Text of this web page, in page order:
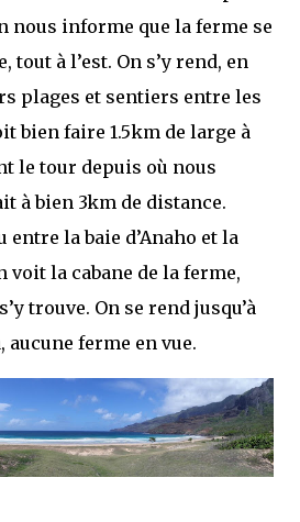
nous informe que la ferme se
tout à l’est. On s’y rend, en
plages et sentiers entre les
bien faire 1.5km de large à
le tour depuis où nous
à bien 3km de distance.
entre la baie d’Anaho et la
voit la cabane de la ferme,
trouve. On se rend jusqu’à
aucune ferme en vue.